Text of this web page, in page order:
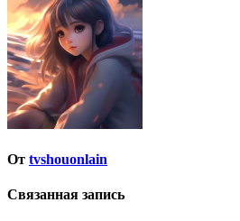
записям
От tvshouonlain
Связанная запись